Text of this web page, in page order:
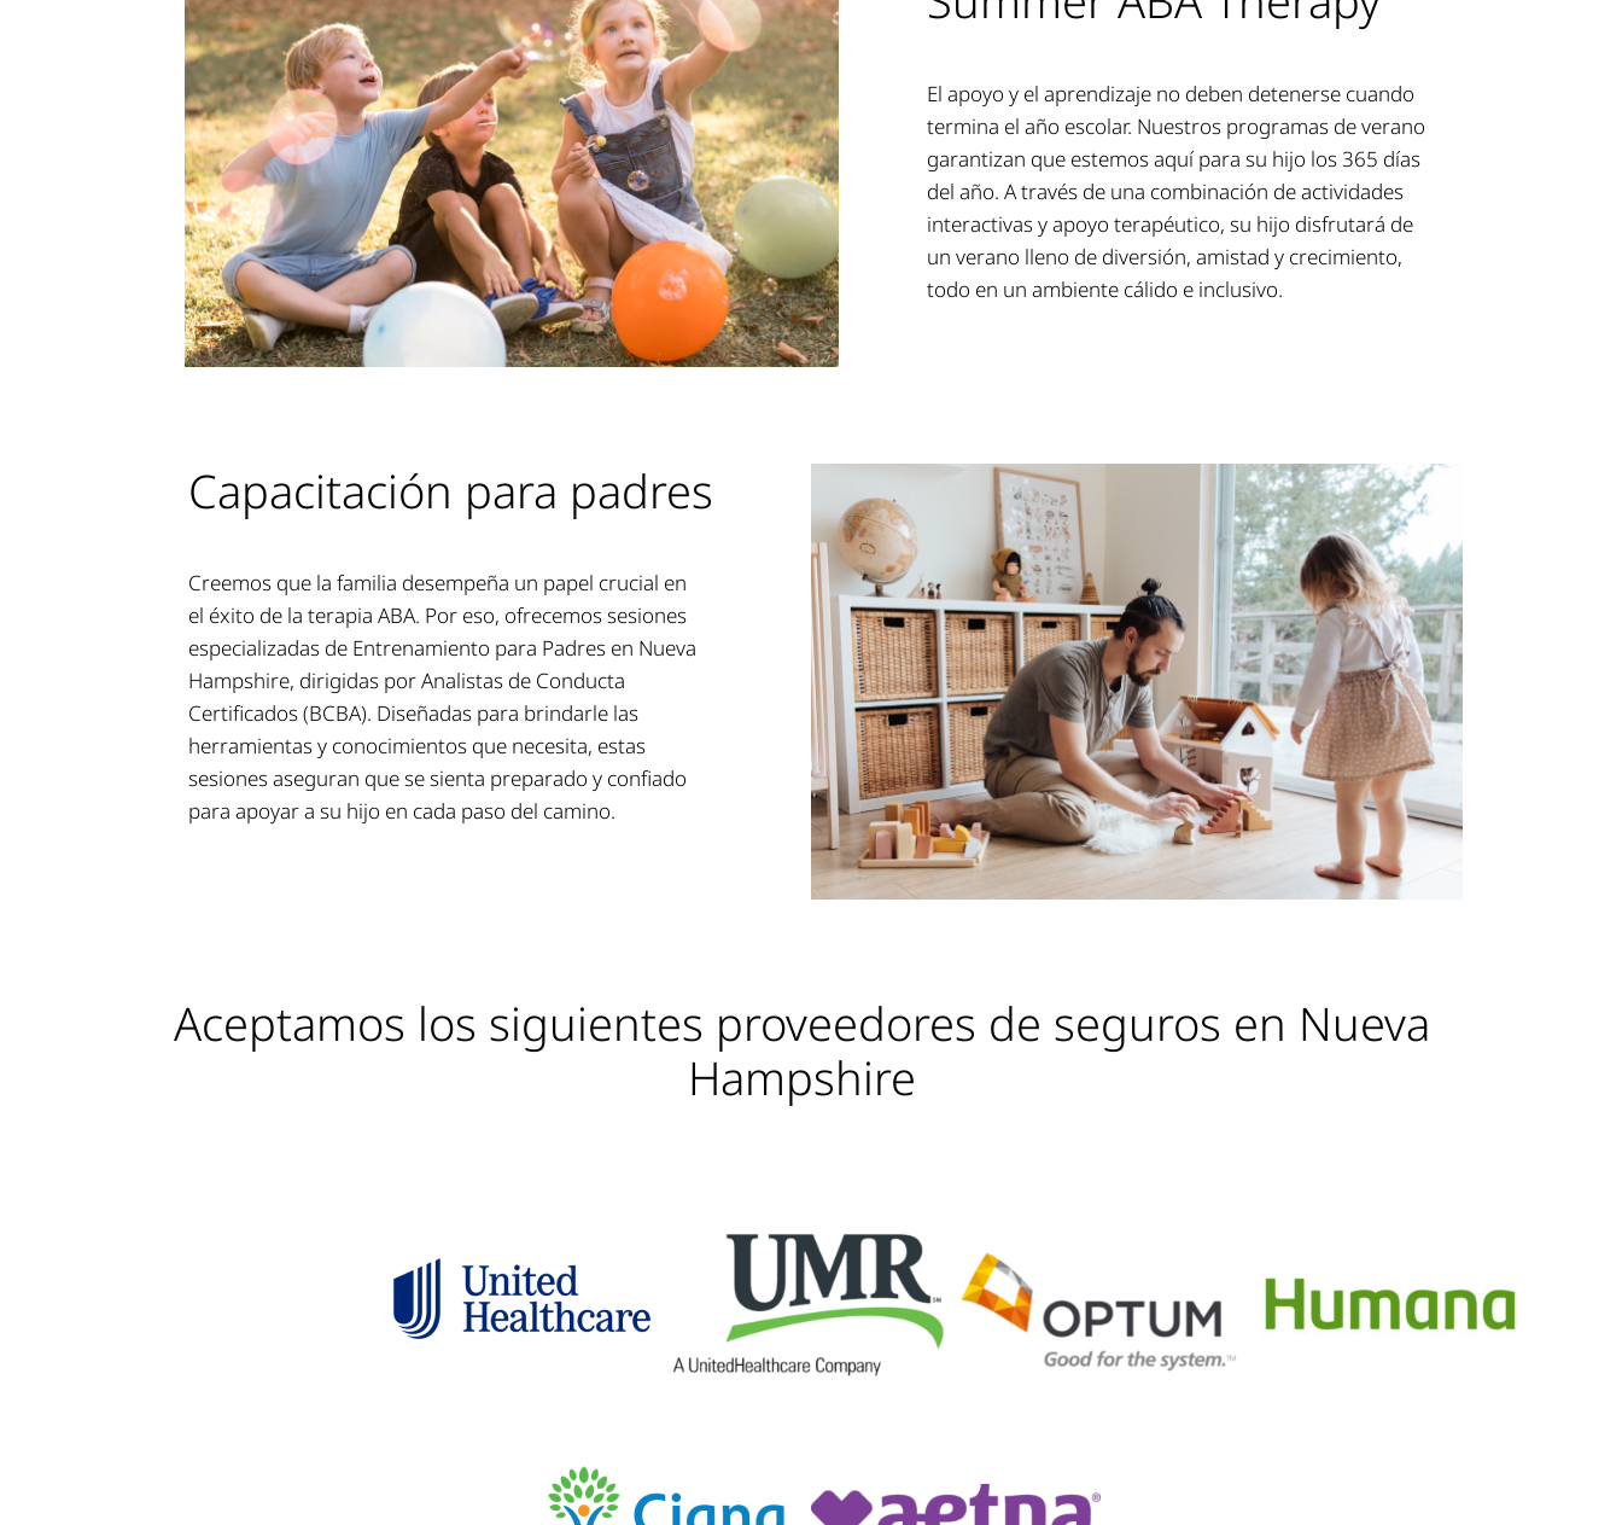
El apoyo y el aprendizaje no deben detenerse cuando
termina el año escolar. Nuestros programas de verano
garantizan que estemos aquí para su hijo los 365 días
del año. A través de una combinación de actividades
interactivas y apoyo terapéutico, su hijo disfrutará de
un verano lleno de diversión, amistad y crecimiento,
todo en un ambiente cálido e inclusivo.
Capacitación para padres
Creemos que la familia desempeña un papel crucial en
el éxito de la terapia ABA. Por eso, ofrecemos sesiones
especializadas de Entrenamiento para Padres en Nueva
Hampshire, dirigidas por Analistas de Conducta
Certificados (BCBA). Diseñadas para brindarle las
herramientas y conocimientos que necesita, estas
sesiones aseguran que se sienta preparado y confiado
para apoyar a su hijo en cada paso del camino.
Aceptamos los siguientes proveedores de seguros en Nueva
Hampshire